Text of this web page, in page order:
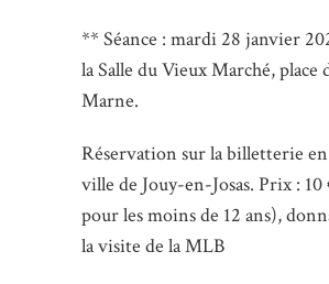
** Séance : mardi 28 janvier
la Salle du Vieux Marché, place
Marne.
Réservation sur la billetterie
ville de Jouy-en-Josas. Prix :
pour les moins de 12 ans),
la visite de la MLB